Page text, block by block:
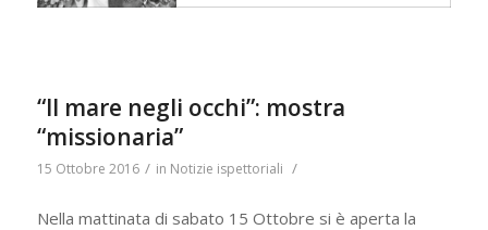
“Il mare negli occhi”: mostra
“missionaria”
15 Ottobre 2016 / in Notizie ispettoriali /
Nella mattinata di sabato 15 Ottobre si è aperta la